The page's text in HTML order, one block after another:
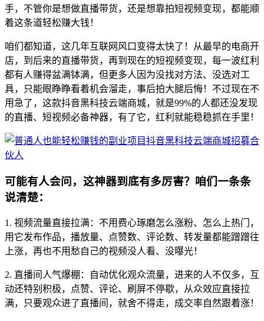
手，不管你是想做直播带货，还是想靠拍短视频变现，都能顺
着这条道轻松赚大钱！
咱们都知道，这几年互联网风口变得太快了！从最早的电商开
店，到后来的直播带货，再到现在的短视频变现，每一波红利
都有人赚得盆满钵满，但更多人因为没找对方法、没选对工
具，只能眼睁睁看着机会溜走，事后拍大腿后悔！不过现在不
用急了，这款抖音黑科技云端商城，就是99%的人都还没发现
的直播、短视频必备神器，有了它，红利就能稳稳抓在手里！
可能有人会问，这神器到底有多厉害？咱们一条条
说清楚：
1. 视频流量直接拉满：不用费心琢磨怎么涨粉、怎么上热门，
用它发布作品，播放量、点赞数、评论数、转发量都能蹭蹭往
上涨，再也不用愁自己的视频没人看、没曝光！
2. 直播间人气爆棚：自动优化观众流量，进来的人不仅多，互
动还特别积极，点赞、评论、刷屏不停歇，从众效应直接拉
满，只要观众进了直播间，就舍不得走，成交率自然跟着涨！